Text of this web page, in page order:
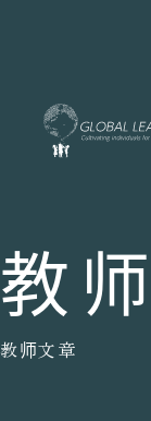
教师
教师文章